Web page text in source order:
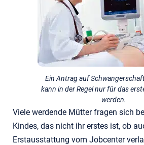
Ein Antrag auf
kann in der Regel nur für das
werden.
Viele werdende Mütter fragen sich
Kindes, das nicht ihr erstes ist, ob
Erstausstattung vom Jobcenter